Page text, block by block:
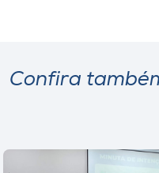
Confira